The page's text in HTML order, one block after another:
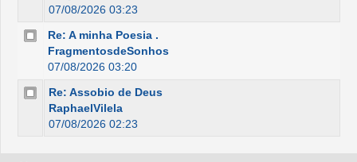
07/08/2026 03:23
Re: A minha Poesia .
FragmentosdeSonhos
07/08/2026 03:20
Re: Assobio de Deus
RaphaelVilela
07/08/2026 02:23